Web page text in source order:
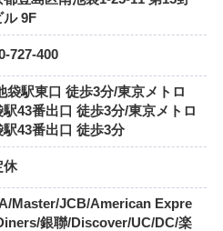
ル 9F
727-400
袋駅東口 徒歩3分/東京メトロ
駅43番出口 徒歩3分/東京メトロ
駅43番出口 徒歩3分
休
Master/JCB/American Expre
銀聯/Discover/UC/DC/楽